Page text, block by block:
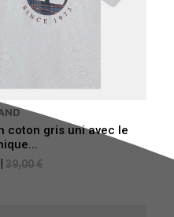
coton gris uni avec le
39,00 €